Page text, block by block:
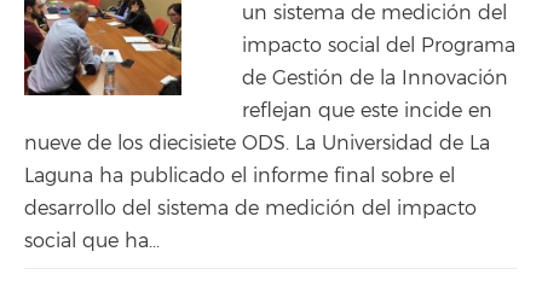
un sistema de medición del
impacto social del Programa
de Gestión de la Innovación
reflejan que este incide en
nueve de los diecisiete ODS. La Universidad de La
Laguna ha publicado el informe final sobre el
desarrollo del sistema de medición del impacto
social que ha...